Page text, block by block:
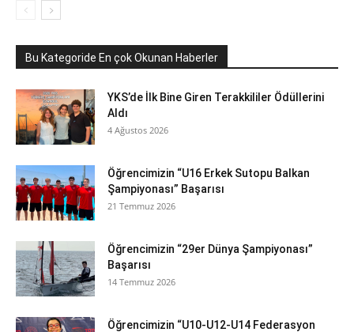
Bu Kategoride En çok Okunan Haberler
YKS’de İlk Bine Giren Terakkililer Ödüllerini
Aldı
4 Ağustos 2026
Öğrencimizin “U16 Erkek Sutopu Balkan
Şampiyonası” Başarısı
21 Temmuz 2026
Öğrencimizin “29er Dünya Şampiyonası”
Başarısı
14 Temmuz 2026
Öğrencimizin “U10-U12-U14 Federasyon